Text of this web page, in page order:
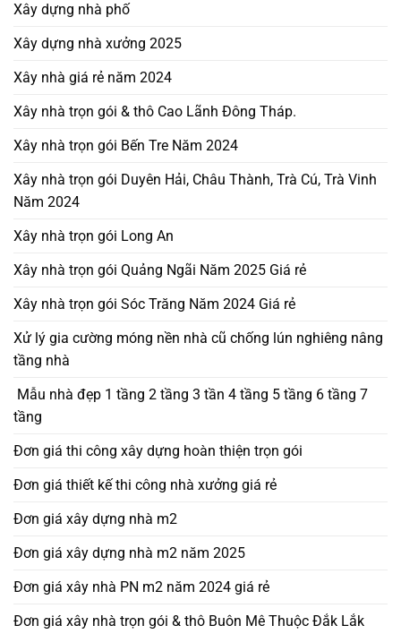
Xây dựng nhà phố
Xây dựng nhà xưởng 2025
Xây nhà giá rẻ năm 2024
Xây nhà trọn gói & thô Cao Lãnh Đông Tháp.
Xây nhà trọn gói Bến Tre Năm 2024
Xây nhà trọn gói Duyên Hải, Châu Thành, Trà Cú, Trà Vinh
Năm 2024
Xây nhà trọn gói Long An
Xây nhà trọn gói Quảng Ngãi Năm 2025 Giá rẻ
Xây nhà trọn gói Sóc Trăng Năm 2024 Giá rẻ
Xử lý gia cường móng nền nhà cũ chống lún nghiêng nâng
tầng nhà
Mẫu nhà đẹp 1 tầng 2 tầng 3 tần 4 tầng 5 tầng 6 tầng 7
tầng
Đơn giá thi công xây dựng hoàn thiện trọn gói
Đơn giá thiết kế thi công nhà xưởng giá rẻ
Đơn giá xây dựng nhà m2
Đơn giá xây dựng nhà m2 năm 2025
Đơn giá xây nhà PN m2 năm 2024 giá rẻ
Đơn giá xây nhà trọn gói & thô Buôn Mê Thuộc Đắk Lắk